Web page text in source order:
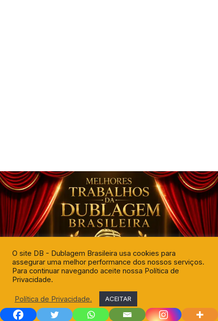
O site DB - Dublagem Brasileira usa cookies para
assegurar uma melhor performance dos nossos serviços.
Para continuar navegando aceite nossa Política de
Privacidade.
Política de Privacidade. ACEITAR